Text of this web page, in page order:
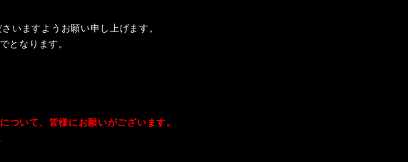
いますようお願い申し上げます。
となります。
いて、皆様にお願いがございます。